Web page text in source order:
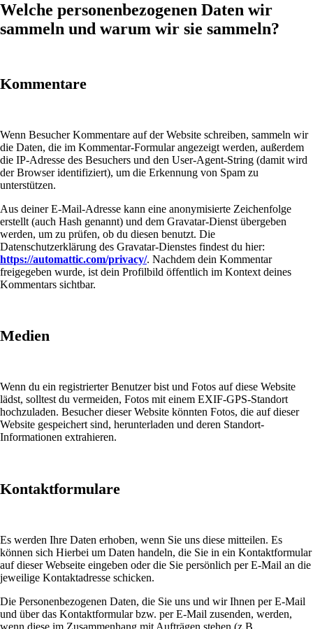
Welche personenbezogenen Daten wir
sammeln und warum wir sie sammeln?
Kommentare
Wenn Besucher Kommentare auf der Website schreiben, sammeln wir
die Daten, die im Kommentar-Formular angezeigt werden, außerdem
die IP-Adresse des Besuchers und den User-Agent-String (damit wird
der Browser identifiziert), um die Erkennung von Spam zu
unterstützen.
Aus deiner E-Mail-Adresse kann eine anonymisierte Zeichenfolge
erstellt (auch Hash genannt) und dem Gravatar-Dienst übergeben
werden, um zu prüfen, ob du diesen benutzt. Die
Datenschutzerklärung des Gravatar-Dienstes findest du hier:
https://automattic.com/privacy/. Nachdem dein Kommentar
freigegeben wurde, ist dein Profilbild öffentlich im Kontext deines
Kommentars sichtbar.
Medien
Wenn du ein registrierter Benutzer bist und Fotos auf diese Website
lädst, solltest du vermeiden, Fotos mit einem EXIF-GPS-Standort
hochzuladen. Besucher dieser Website könnten Fotos, die auf dieser
Website gespeichert sind, herunterladen und deren Standort-
Informationen extrahieren.
Kontaktformulare
Es werden Ihre Daten erhoben, wenn Sie uns diese mitteilen. Es
können sich Hierbei um Daten handeln, die Sie in ein Kontaktformular
auf dieser Webseite eingeben oder die Sie persönlich per E-Mail an die
jeweilige Kontaktadresse schicken.
Die Personenbezogenen Daten, die Sie uns und wir Ihnen per E-Mail
und über das Kontaktformular bzw. per E-Mail zusenden, werden,
wenn diese im Zusammenhang mit Aufträgen stehen (z.B.